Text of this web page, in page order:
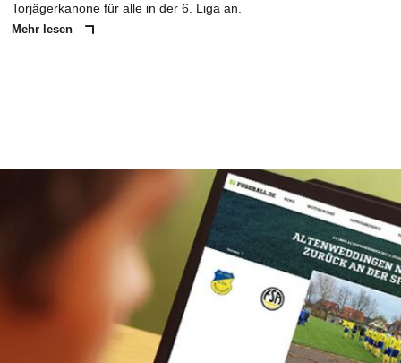
Torjägerkanone für alle in der 6. Liga an.
Mehr lesen